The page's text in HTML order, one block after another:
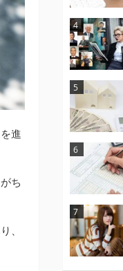
進
ち
、
4
5
6
7